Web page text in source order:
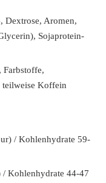
Dextrose, Aromen,
Sojaprotein-
Farbstoffe,
teilweise Koffein
/ Kohlenhydrate 59-
Kohlenhydrate 44-47